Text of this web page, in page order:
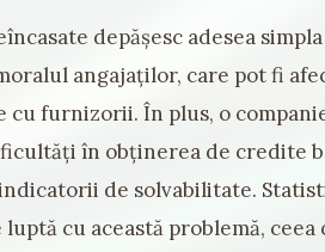
depășesc adesea
angajaților, care pot fi
cu furnizorii. În plus, o
în obținerea de credite
de solvabilitate.
cu această problemă,